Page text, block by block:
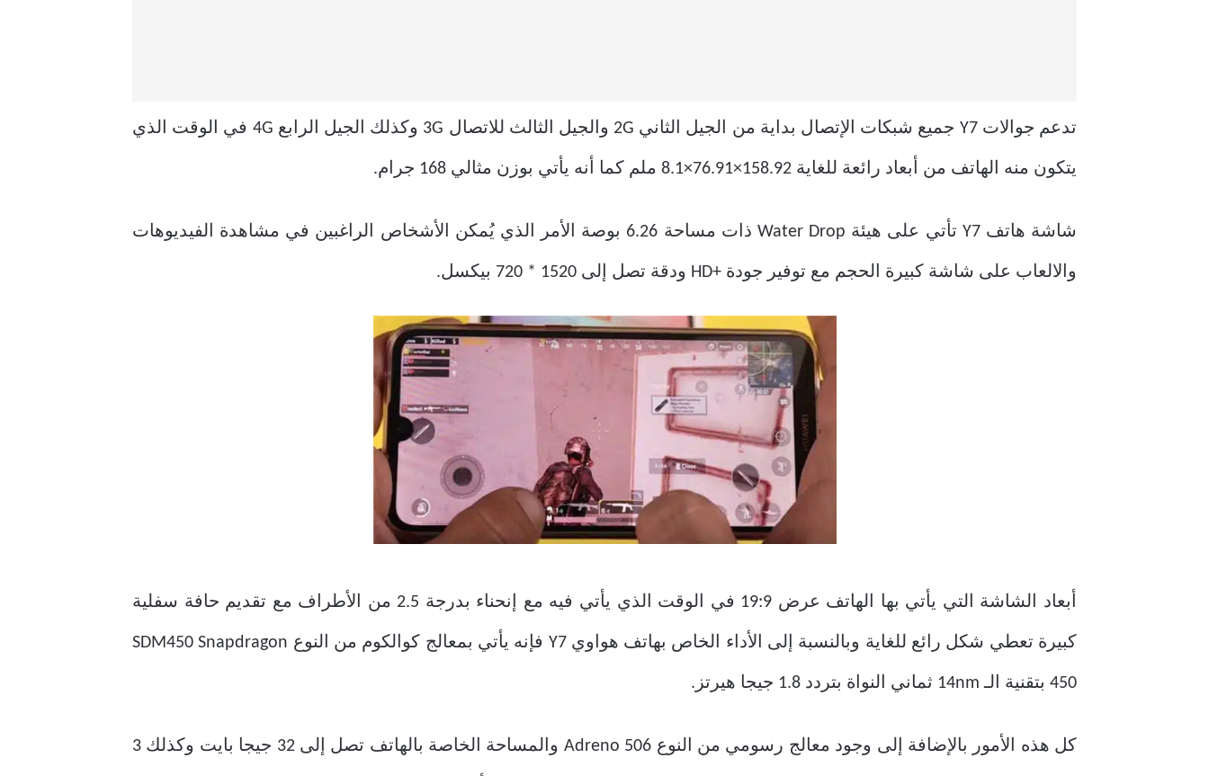
تدعم جوالات Y7 جميع شبكات الإتصال بداية من الجيل الثاني 2G والجيل الثالث للاتصال 3G وكذلك الجيل الرابع 4G في الوقت الذي
يتكون منه الهاتف من أبعاد رائعة للغاية 158.92×76.91×8.1 ملم كما أنه يأتي بوزن مثالي 168 جرام.
شاشة هاتف Y7 تأتي على هيئة Water Drop ذات مساحة 6.26 بوصة الأمر الذي يُمكن الأشخاص الراغبين في مشاهدة الفيديوهات
والالعاب على شاشة كبيرة الحجم مع توفير جودة +HD ودقة تصل إلى 1520 * 720 بيكسل.
أبعاد الشاشة التي يأتي بها الهاتف عرض 19:9 في الوقت الذي يأتي فيه مع إنحناء بدرجة 2.5 من الأطراف مع تقديم حافة سفلية
كبيرة تعطي شكل رائع للغاية وبالنسبة إلى الأداء الخاص بهاتف هواوي Y7 فإنه يأتي بمعالج كوالكوم من النوع SDM450 Snapdragon
450 بتقنية الـ 14nm ثماني النواة بتردد 1.8 جيجا هيرتز.
كل هذه الأمور بالإضافة إلى وجود معالج رسومي من النوع Adreno 506 والمساحة الخاصة بالهاتف تصل إلى 32 جيجا بايت وكذلك 3